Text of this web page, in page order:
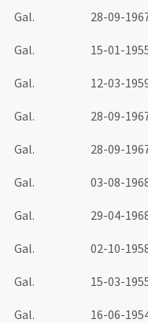
Gal. 28-09-
Gal. 15-01-
Gal. 12-03-
Gal. 28-09-
Gal. 28-09-
Gal. 03-08-
Gal. 29-04-
Gal. 02-10-
Gal. 15-03-
Gal. 16-06-